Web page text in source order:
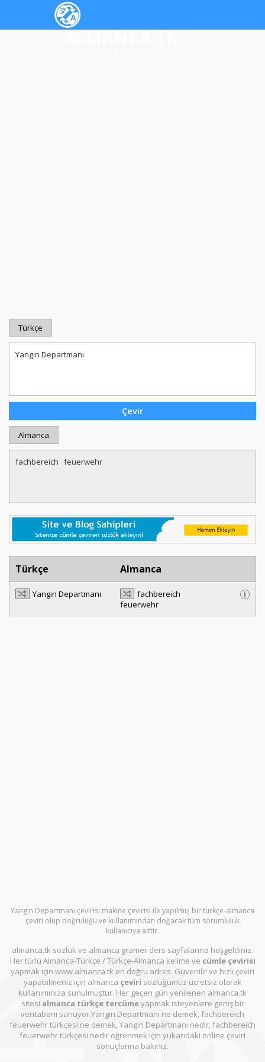
ALMANCA.TK
Türkçe
Almanca
Türkçe Almanca
Yangın Departmanı
fachbereich
feuerwehr
Yangın Departmanı çevirisi makine çevirisi ile yapılmış bir türkçe-almanca
çeviri olup doğruluğu ve kullanımından doğacak tüm sorumluluk
kullanıcıya aittir.
almanca.tk sözlük ve almanca gramer ders sayfalarına hoşgeldiniz.
Her türlü Almanca-Türkçe / Türkçe-Almanca kelime ve cümle çevirisi
yapmak için www.almanca.tk en doğru adres. Güvenilir ve hızlı çeviri
yapabilmeniz için almanca çeviri sözlüğümüz ücretsiz olarak
kullanımınıza sunulmuştur. Her geçen gün yenilenen almanca.tk
sitesi almanca türkçe tercümeyapmak isteyenlere geniş bir
veritabanı sunuyor.Yangın Departmanı ne demek, fachbereich
feuerwehr türkçesi ne demek, Yangın Departmanı nedir, fachbereich
feuerwehr türkçesi nedir öğrenmek için yukarıdaki online çeviri
sonuçlarına bakınız.